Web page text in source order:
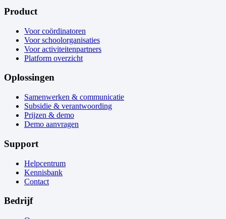
Product
Voor coördinatoren
Voor schoolorganisaties
Voor activiteitenpartners
Platform overzicht
Oplossingen
Samenwerken & communicatie
Subsidie & verantwoording
Prijzen & demo
Demo aanvragen
Support
Helpcentrum
Kennisbank
Contact
Bedrijf